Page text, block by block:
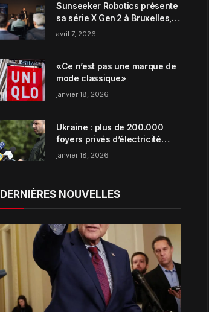
Sunseeker Robotics présente
sa série X Gen 2 à Bruxelles,
incarnant parfaitement le
avril 7, 2026
«Ce n’est pas une marque de
mode classique»
janvier 18, 2026
Ukraine : plus de 200.000
foyers privés d’électricité
dans la région de Zaporijjia
janvier 18, 2026
DERNIÈRES NOUVELLES